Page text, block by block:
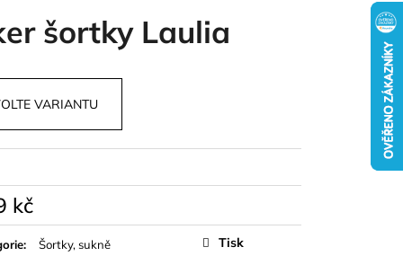
šortky Laulia
VARIANTU
kč
: Šortky, sukně
Tisk